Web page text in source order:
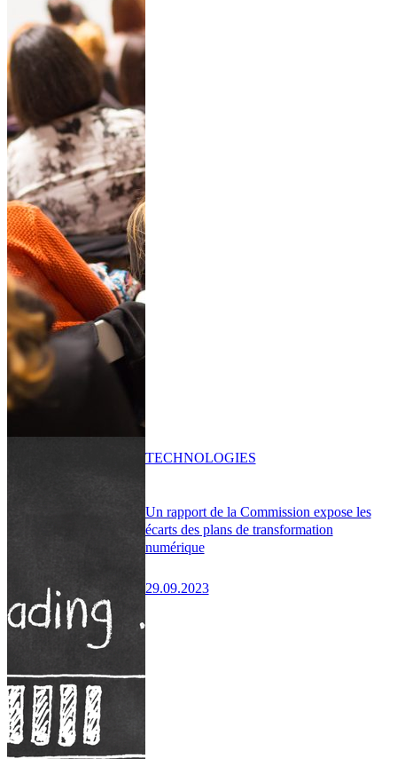
Un rapport de la Commission expose les
écarts des plans de transformation
numérique
29.09.2023
TECHNOLOGIES